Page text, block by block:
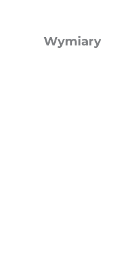
Wymiary